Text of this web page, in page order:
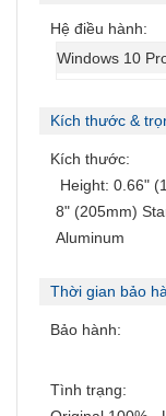
Hệ điều hành:
Windows 10
Kích thước &
Kích thước:
Height: 0.66"
8" (205mm)
Aluminum
Thời gian bảo
Bảo hành:
Tình trạng: